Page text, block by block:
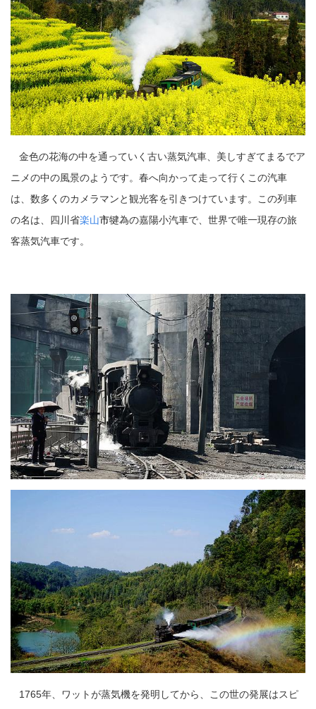
金色の花海の中を通っていく古い蒸気汽車、美しすぎてまるでア
ニメの中の風景のようです。春へ向かって走って行くこの汽車
は、数多くのカメラマンと観光客を引きつけています。この列車
の名は、四川省楽山市犍為の嘉陽小汽車で、世界で唯一現存の旅
客蒸気汽車です。
1765年、ワットが蒸気機を発明してから、この世の発展はスピ